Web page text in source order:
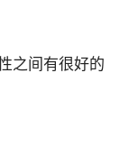
之间有很好的